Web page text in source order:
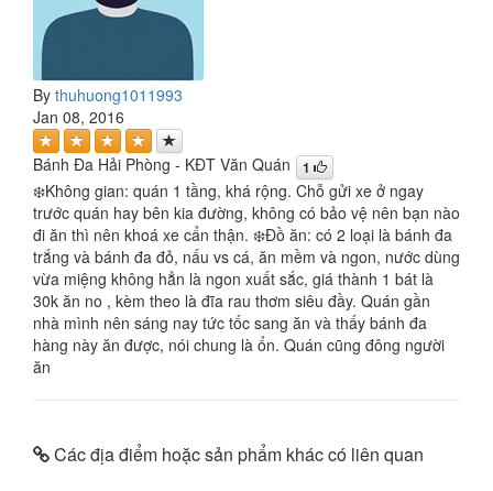
By thuhuong1011993
Jan 08, 2016
Bánh Đa Hải Phòng - KĐT Văn Quán 1
❄️Không gian: quán 1 tầng, khá rộng. Chỗ gửi xe ở ngay
trước quán hay bên kia đường, không có bảo vệ nên bạn nào
đi ăn thì nên khoá xe cẩn thận. ❄️Đồ ăn: có 2 loại là bánh đa
trắng và bánh đa đỏ, nấu vs cá, ăn mềm và ngon, nước dùng
vừa miệng không hẳn là ngon xuất sắc, giá thành 1 bát là
30k ăn no , kèm theo là đĩa rau thơm siêu đầy. Quán gần
nhà mình nên sáng nay tức tốc sang ăn và thấy bánh đa
hàng này ăn được, nói chung là ổn. Quán cũng đông người
ăn
Các địa điểm hoặc sản phẩm khác có liên quan